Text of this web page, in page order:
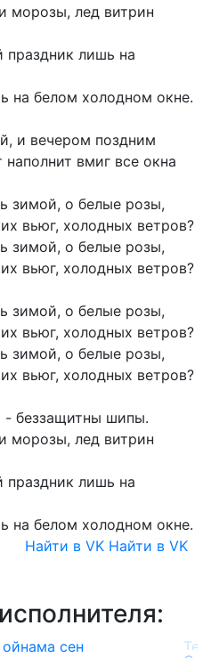
и морозы, лед витрин
праздник лишь на
на белом холодном окне.
и вечером поздним
наполнит вмиг все окна
зимой, о белые розы,
вьюг, холодных ветров?
зимой, о белые розы,
вьюг, холодных ветров?
зимой, о белые розы,
вьюг, холодных ветров?
зимой, о белые розы,
вьюг, холодных ветров?
- беззащитны шипы.
и морозы, лед витрин
праздник лишь на
на белом холодном окне.
Найти в VK Найти в VK
сен